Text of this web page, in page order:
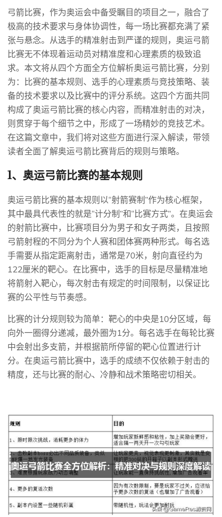
弓箭比赛，作为奥运会中备受瞩目的项目之一，融合了
极高的技术要求与身体协调性，每一场比赛都充满了紧
张与悬念。从选手的精准射击到严谨的规则，奥运弓箭
比赛无不体现着运动员对精准度和心理素质的极致追
求。本文将从四个方面全方位解析奥运弓箭比赛，分别
为：比赛的基本规则、选手的心理素质与竞技策略、装
备的技术要求以及比赛中的评分系统。这四个方面共同
构成了奥运弓箭比赛的核心内容，而精准射击的对决，
则贯穿于每个细节之中，形成了一场精妙的竞技艺术。
在这篇文章中，我们将对这些方面进行深入解读，带领
读者全面了解奥运弓箭比赛背后的规则与策略。
1、奥运弓箭比赛的基本规则
奥运弓箭比赛的基本规则以“射箭赛制”作为核心框架，
其中最具代表性的就是“计分制”和“比赛方式”。在奥运会
的射箭比赛中，比赛项目分为男子和女子两类，且按照
弓箭射程的不同分为个人赛和团体赛两种形式。每名选
手需要从指定距离射击，通常是70米，射向直径约为
122厘米的靶心。在比赛中，选手的目标是尽量精准地
将箭射入靶心，每次射击有规定的时间限制，以保证比
赛的公平性与节奏感。
比赛的计分规则较为简单：靶心的中央是10分区域，每
向外一圈得分递减，最外圈为1分。每名选手在每轮比赛
中会射出多支箭，并根据箭所停留的靶心位置进行计
分。在奥运弓箭比赛中，选手的成绩不仅依赖于射击的
精度，还与比赛的耐心、冷静和战术策略密切相关。